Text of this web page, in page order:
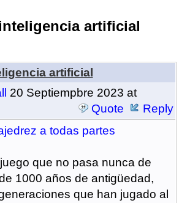
artificial
artificial
20 Septiempbre 2023 at
Quote
Reply
a todas partes
que no pasa nunca de
1000 años de antigüedad,
que han jugado al